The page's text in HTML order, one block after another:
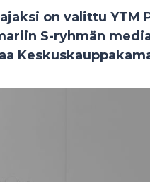
on valittu YTM
S-ryhmän